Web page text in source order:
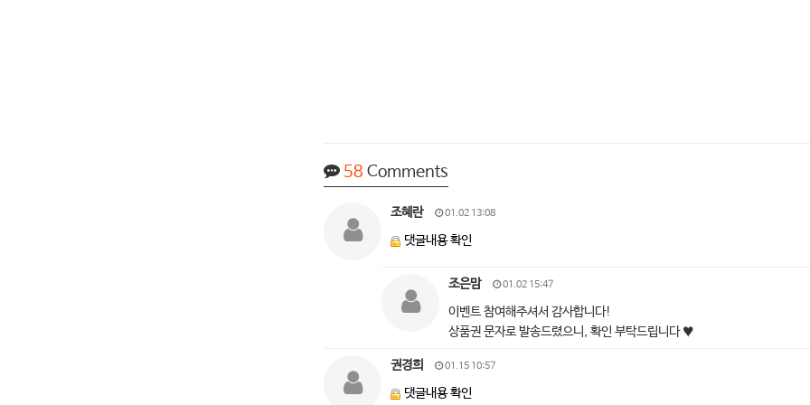
58 Comments
조혜란 01.02 13:08
댓글내용 확인
조은맘 01.02 15:47
이벤트 참여해주셔서 감사합니다!
상품권 문자로 발송드렸으니, 확인 부탁드립니다 ♥
권경희 01.15 10:57
댓글내용 확인